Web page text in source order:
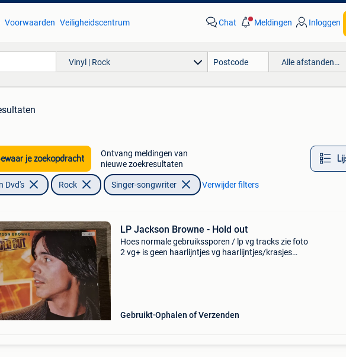
Voorwaarden Veiligheidscentrum Chat Meldingen Inloggen
Vinyl | Rock Alle afstanden…
je zoekopdracht
Ontvang meldingen van
nieuwe zoekresultaten
Dvd's Rock Singer-songwriter Verwijder filters
LP Jackson Browne - Hold out
Hoes normale gebruikssporen / lp vg tracks zie foto
2 vg+ is geen haarlijntjes vg haarlijntjes/krasjes
Gebruikt Ophalen of Verzenden